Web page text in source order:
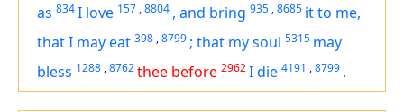
as 834I love 157 ,8804 , and bring 935 ,8685 itto me,
that I may eat 398 ,8799 ; that my soul 5315 may
bless 1288 ,8762thee before 2962I die 4191 ,8799 .